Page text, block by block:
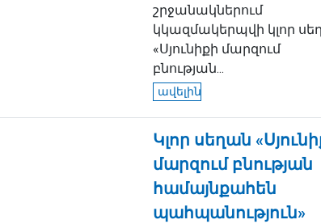
շրջանակներում
կկազմակերպվի կլոր
«Սյունիքի մարզում
բնության...
ավելին
Կլոր սեղան
մարզում բնության
համայնքահեն
պահպանություն»